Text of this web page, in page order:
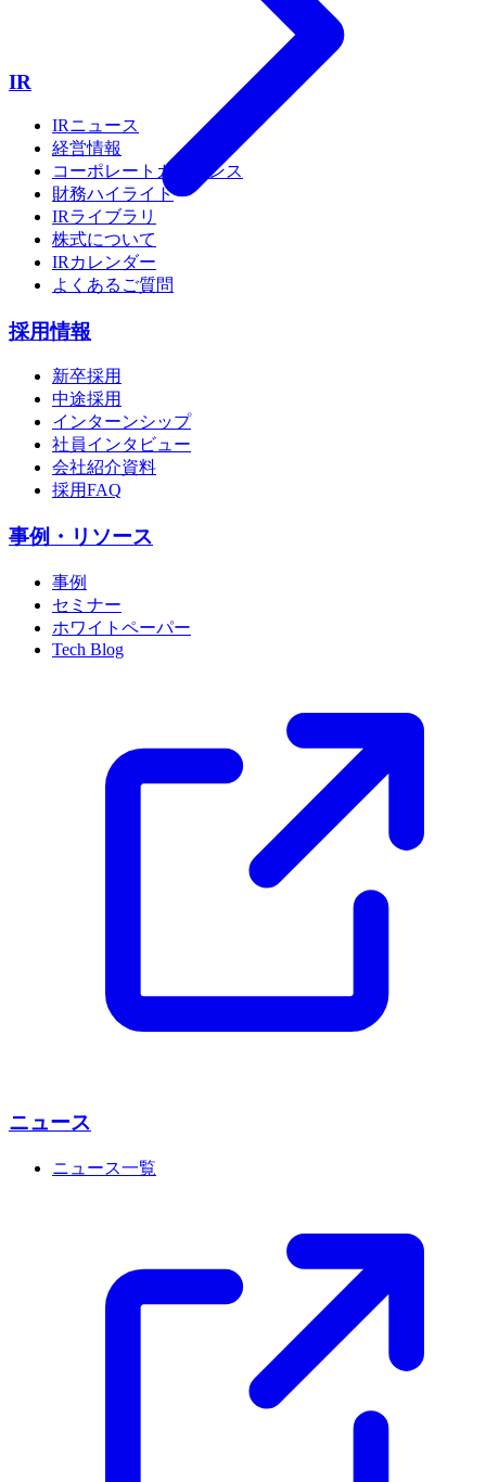
IR
IRニュース
経営情報
コーポレートガバナンス
財務ハイライト
IRライブラリ
株式について
IRカレンダー
よくあるご質問
採用情報
新卒採用
中途採用
インターンシップ
社員インタビュー
会社紹介資料
採用FAQ
事例・リソース
事例
セミナー
ホワイトペーパー
Tech Blog
ニュース
ニュース一覧